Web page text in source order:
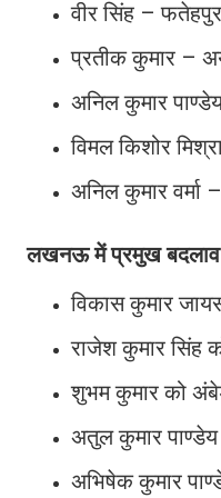
वीर सिंह – फतेहपुर
प्रतीक कुमार –
अनिल कुमार
विमल किशोर
अनिल कुमार वर्मा
लखनऊ में प्रमुख बदलाव
विकास कुमार
राजेश कुमार सिंह
शुभम कुमार को
अतुल कुमार
अभिषेक कुमार